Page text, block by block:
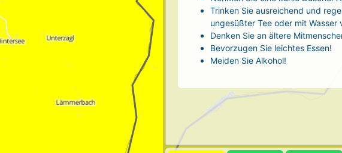
Trinken Sie ausreichend und
ungesüßter Tee oder mit
Denken Sie an ältere
Bevorzugen Sie leichtes Essen!
Meiden Sie Alkohol!